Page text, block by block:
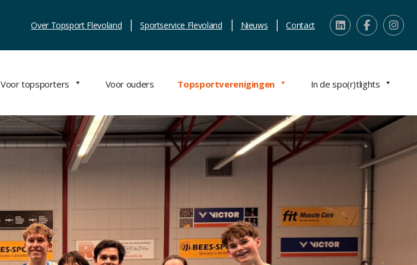
Over Topsport Flevoland Sportservice Flevoland Nieuws Contact
Voor topsporters Voor ouders Topsportverenigingen In de spo(r)tlights